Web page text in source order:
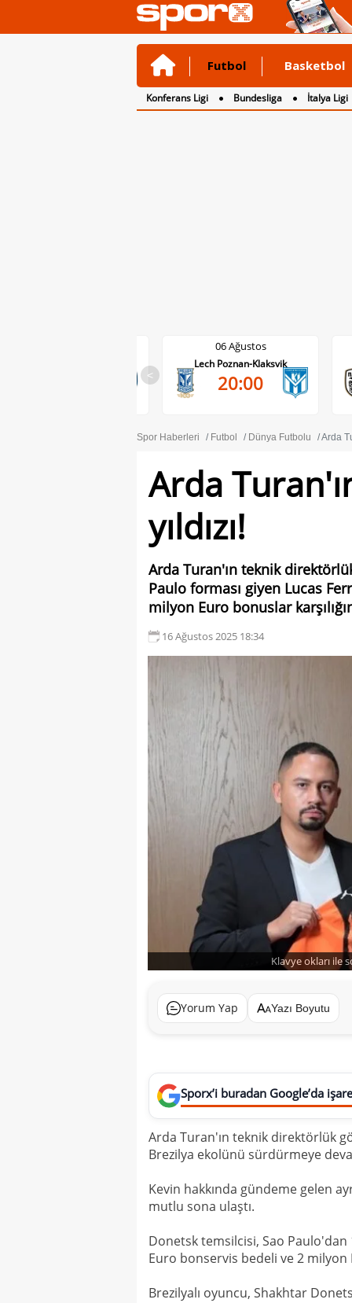
Futbol Basketbol
Konferans Ligi Bundesliga İtalya Ligi
2. Lig
3. Lig
<
Lech Poznan-Klaksvik
20:00
Spor Haberleri Futbol Dünya Futbolu Arda
Arda
yıldızı!
Arda Turan'ın teknik
Paulo forması giyen Lucas
milyon Euro bonuslar
16 Ağustos 2025 18:34
Klavye okları ile
Yorum Yap Yazı Boyutu
Sporx’i buradan Google’da
Arda Turan'ın teknik direktörlük
Brezilya ekolünü sürdürmeye
Kevin hakkında gündeme gelen
mutlu sona ulaştı.
Donetsk temsilcisi, Sao Paulo'dan
Euro bonservis bedeli ve 2 milyon
Brezilyalı oyuncu, Shakhtar